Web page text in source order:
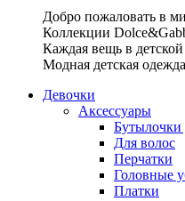
Добро пожаловать в
Коллекции
Каждая вещь в
Модная детская
Девочки
Аксессуары
Бутылочки
Для волос
Перчатки
Головные
Платки